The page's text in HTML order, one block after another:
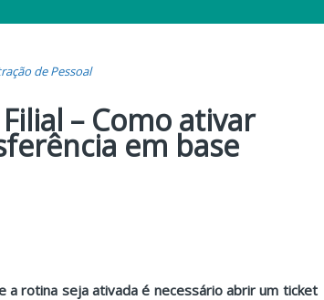
de Pessoal
– Como ativar
em base
a rotina seja ativada é necessário abrir um ticket